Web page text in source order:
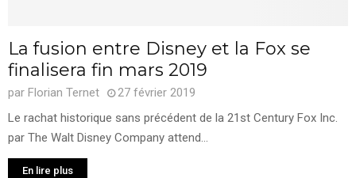
La fusion entre Disney et la Fox se
finalisera fin mars 2019
par Florian Ternet
27 février 2019
Le rachat historique sans précédent de la 21st Century Fox Inc.
par The Walt Disney Company attend...
En lire plus